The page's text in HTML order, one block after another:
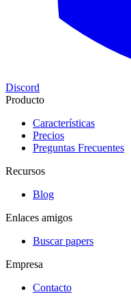
Discord
Producto
Características
Precios
Preguntas Frecuentes
Recursos
Blog
Enlaces amigos
Buscar papers
Empresa
Contacto